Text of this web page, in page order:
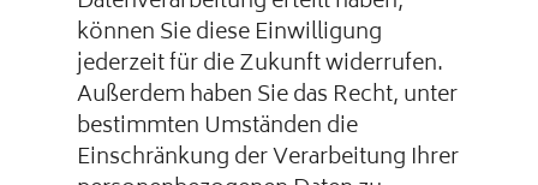
können Sie diese Einwilligung
jederzeit für die Zukunft widerrufen.
Außerdem haben Sie das Recht, unter
bestimmten Umständen die
Einschränkung der Verarbeitung Ihrer